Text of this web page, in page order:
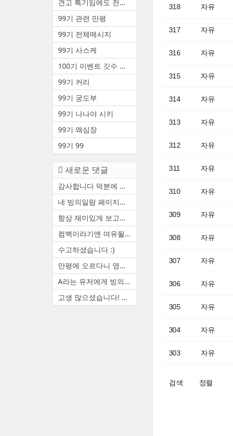
318 자유
317 자유
316 자유
315 자유
314 자유
313 자유
312 자유
311 자유
310 자유
309 자유
308 자유
307 자유
306 자유
305 자유
304 자유
303 자유
검색 정렬
견고 특기임에도 전투중 부상 ...
99기 관련 만평
99기 전체메시지
99기 사스케
100기 이벤트 깃수 안내(수정3)
99기 커리
99기 궁도부
99기 나나야 시키
99기 왜심장
99기 99
새로운 댓글
감사합니다 덕분에 천통했어요
네 빙의일람 페이지에서 볼 수...
항상 재미있게 보고있습니다. ...
컴백이라기엔 여유될때마다 랜...
수고하셨습니다 :)
만평에 오르다니 영광입니다. ...
A라는 유저에게 빙의하면 A(본...
고생 많으셨습니다! 늦은 시간...